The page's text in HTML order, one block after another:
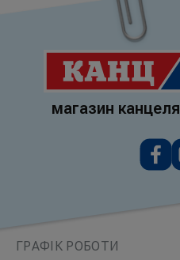
магазин
ГРАФІК РОБОТИ